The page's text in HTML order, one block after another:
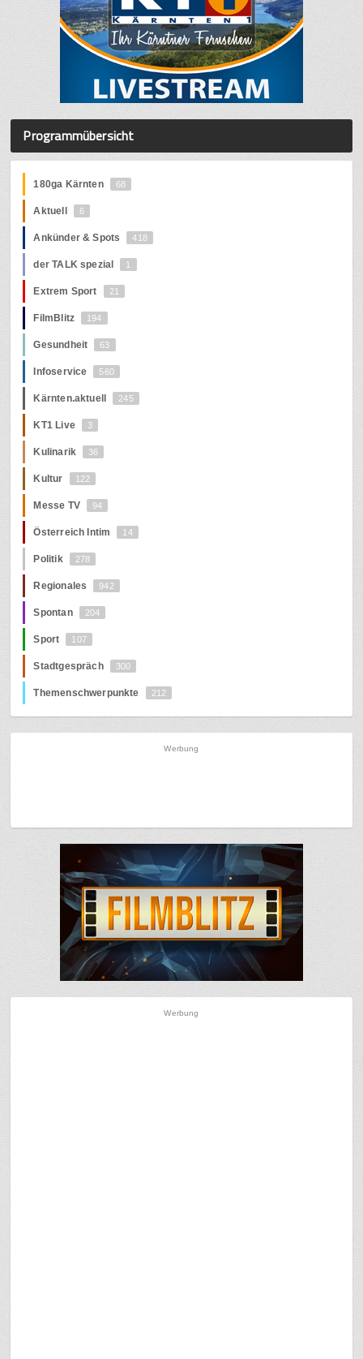
Programmübersicht
180ga Kärnten 68
Aktuell 6
Ankünder & Spots 418
der TALK spezial 1
Extrem Sport 21
FilmBlitz 194
Gesundheit 63
Infoservice 560
Kärnten.aktuell 245
KT1 Live 3
Kulinarik 36
Kultur 122
Messe TV 94
Österreich Intim 14
Politik 278
Regionales 942
Spontan 204
Sport 107
Stadtgespräch 300
Themenschwerpunkte 212
Werbung
Werbung